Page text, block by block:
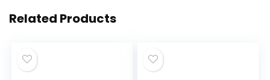
Related Products